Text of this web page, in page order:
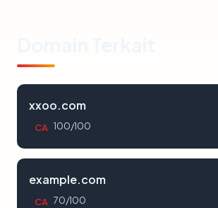
xxoo.com
CA 100/100
example.com
CA 70/100